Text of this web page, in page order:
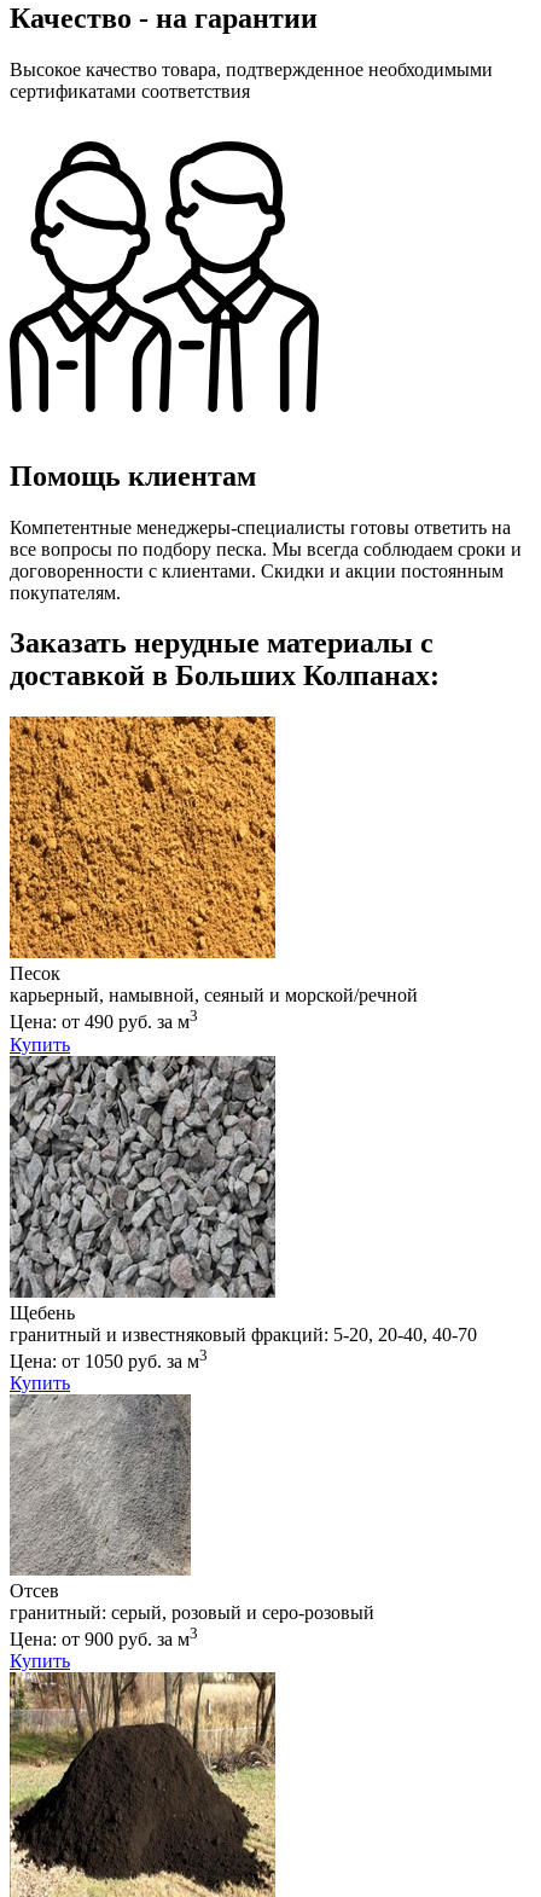
Качество - на гарантии
Высокое качество товара, подтвержденное необходимыми
сертификатами соответствия
Помощь клиентам
Компетентные менеджеры-специалисты готовы ответить на
все вопросы по подбору песка. Мы всегда соблюдаем сроки и
договоренности с клиентами. Скидки и акции постоянным
покупателям.
Заказать нерудные материалы с
доставкой в Больших Колпанах:
Песок
карьерный, намывной, сеяный и морской/речной
Цена: от 490 руб. за м3
Купить
Щебень
гранитный и известняковый фракций: 5-20, 20-40, 40-70
Цена: от 1050 руб. за м3
Купить
Отсев
гранитный: серый, розовый и серо-розовый
Цена: от 900 руб. за м3
Купить